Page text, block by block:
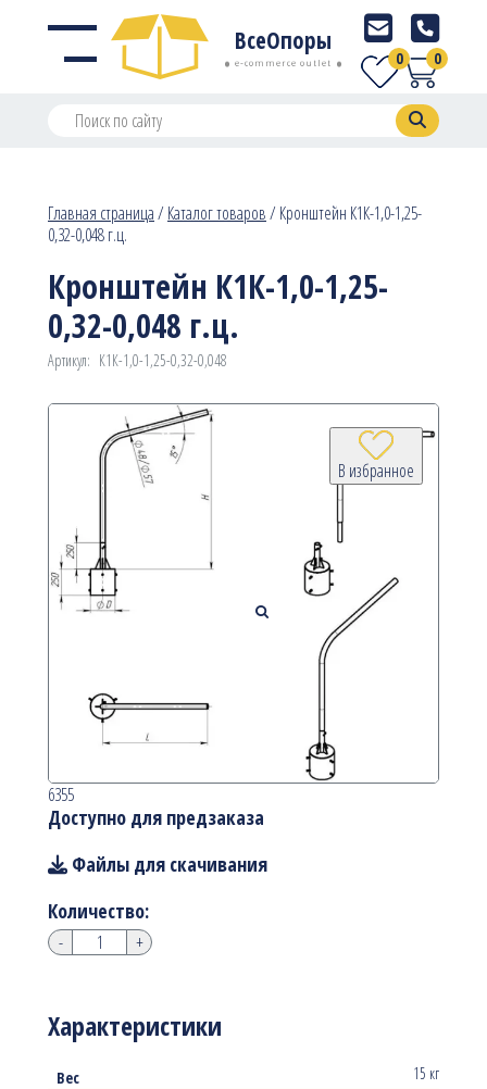
ВсеОпоры
e-commerce outlet 0
0
Главная страница/Каталог товаров/Кронштейн К1К-1,0-1,25-
0,32-0,048 г.ц.
Кронштейн К1К-1,0-1,25-
0,32-0,048 г.ц.
Артикул: К1К-1,0-1,25-0,32-0,048
В избранное
Характеристики
Вес
15 кг
6355
Доступно для предзаказа
Файлы для скачивания
Количество:
- +